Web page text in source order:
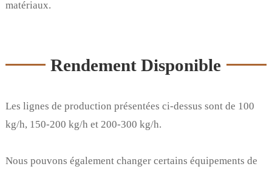
matériaux.
Rendement Disponible
Les lignes de production présentées ci-dessus sont de 100
kg/h, 150-200 kg/h et 200-300 kg/h.
Nous pouvons également changer certains équipements de